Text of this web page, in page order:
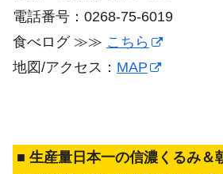
電話番号：0268-75-6019
食べログ ≫≫ こちら
地図/アクセス： MAP
■ 生産量日本一の信濃くるみ＆